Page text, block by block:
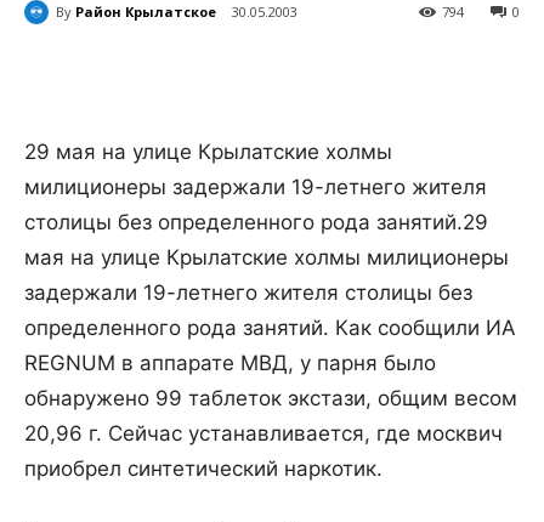
By Район Крылатское 30.05.2003 0
794
29 мая на улице Крылатские холмы
милиционеры задержали 19-летнего жителя
столицы без определенного рода занятий.29
мая на улице Крылатские холмы милиционеры
задержали 19-летнего жителя столицы без
определенного рода занятий. Как сообщили ИА
REGNUM в аппарате МВД, у парня было
обнаружено 99 таблеток экстази, общим весом
20,96 г. Сейчас устанавливается, где москвич
приобрел синтетический наркотик.